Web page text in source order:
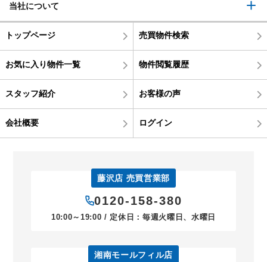
当社について
トップページ 売買物件検索
お気に入り物件一覧 物件閲覧履歴
スタッフ紹介 お客様の声
会社概要 ログイン
藤沢店 売買営業部
0120-158-380
10:00～19:00 / 定休日：毎週火曜日、水曜日
湘南モールフィル店